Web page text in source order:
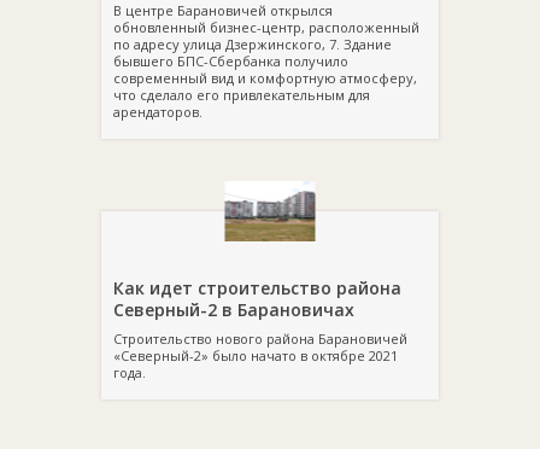
В центре Барановичей открылся
обновленный бизнес-центр, расположенный
по адресу улица Дзержинского, 7. Здание
бывшего БПС-Сбербанка получило
современный вид и комфортную атмосферу,
что сделало его привлекательным для
арендаторов.
Как идет строительство района
Северный-2 в Барановичах
Строительство нового района Барановичей
«Северный-2» было начато в октябре 2021
года.